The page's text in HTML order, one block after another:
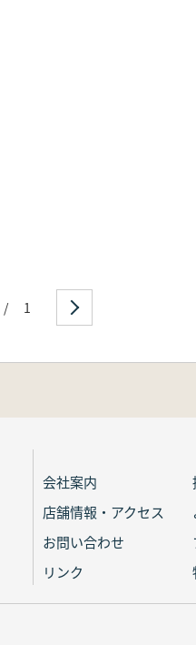
/ 1
会社案内
店舗情報・アクセス
お問い合わせ
リンク